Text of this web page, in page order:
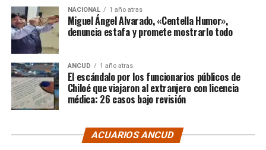
NACIONAL 1 año atras
Miguel Ángel Alvarado, «Centella Humor»,
denuncia estafa y promete mostrarlo todo
ANCUD 1 año atras
El escándalo por los funcionarios públicos de
Chiloé que viajaron al extranjero con licencia
médica: 26 casos bajo revisión
ACUARIOS ANCUD